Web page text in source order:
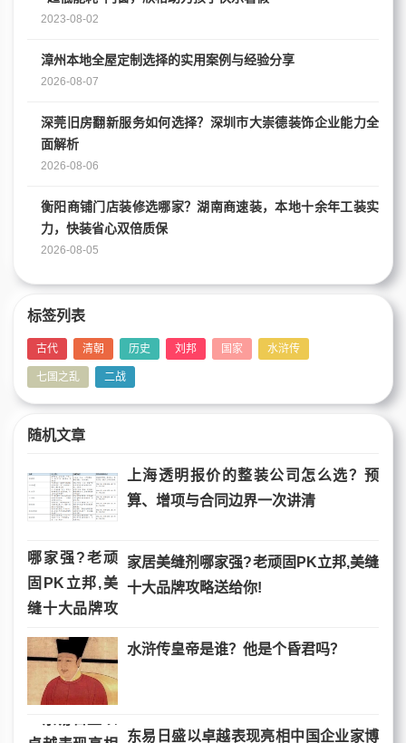
2023-08-02
漳州本地全屋定制选择的实用案例与经验分享
2026-08-07
深莞旧房翻新服务如何选择？深圳市大崇德装饰企业能力全
面解析
2026-08-06
衡阳商铺门店装修选哪家？湖南商速装，本地十余年工装实
力，快装省心双倍质保
2026-08-05
标签列表
古代 清朝 历史 刘邦 国家 水浒传
七国之乱 二战
随机文章
上海透明报价的整装公司怎么选？预
算、增项与合同边界一次讲清
家居美缝剂哪家强?老顽固PK立邦,美缝
十大品牌攻略送给你!
水浒传皇帝是谁？他是个昏君吗？
东易日盛以卓越表现亮相中国企业家博